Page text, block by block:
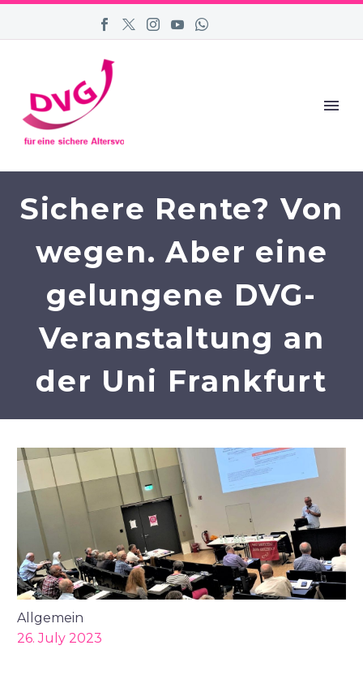
Sichere Rente? Von
wegen. Aber eine
gelungene DVG-
Veranstaltung an
der Uni Frankfurt
Allgemein
26. July 2023